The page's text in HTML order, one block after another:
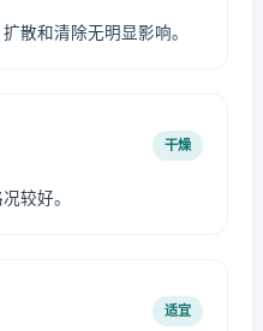
散和清除无明显影响。
干燥
较好。
适宜